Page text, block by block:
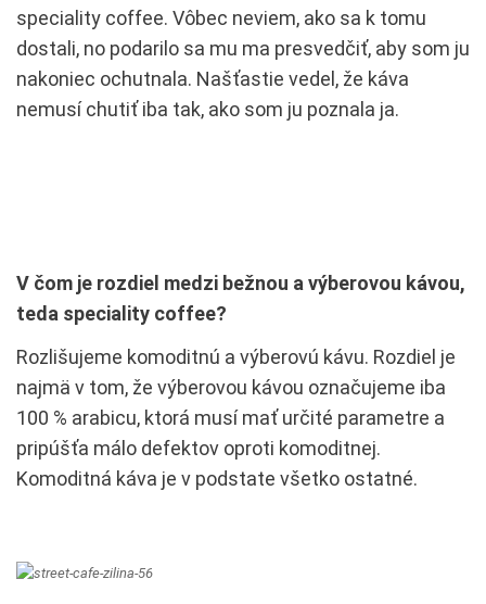
speciality coffee. Vôbec neviem, ako sa k tomu
dostali, no podarilo sa mu ma presvedčiť, aby som ju
nakoniec ochutnala. Našťastie vedel, že káva
nemusí chutiť iba tak, ako som ju poznala ja.
V čom je rozdiel medzi bežnou a výberovou kávou,
teda speciality coffee?
Rozlišujeme komoditnú a výberovú kávu. Rozdiel je
najmä v tom, že výberovou kávou označujeme iba
100 % arabicu, ktorá musí mať určité parametre a
pripúšťa málo defektov oproti komoditnej.
Komoditná káva je v podstate všetko ostatné.